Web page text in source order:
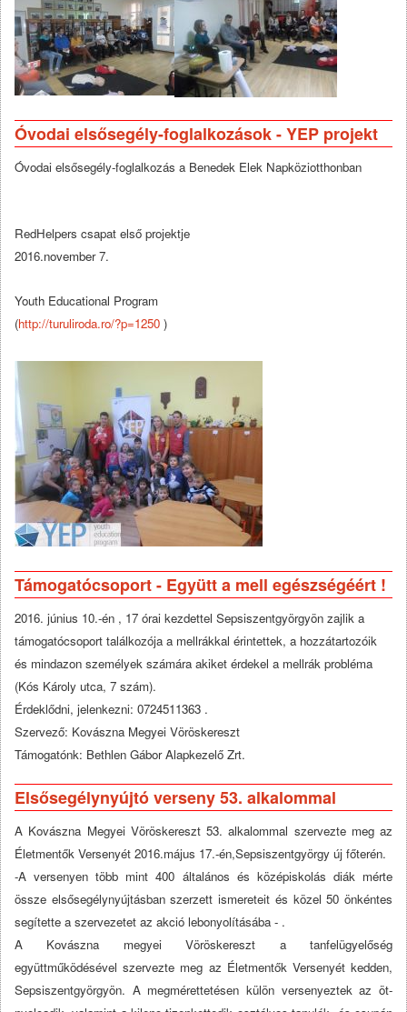
Óvodai elsősegély-foglalkozások - YEP projekt
Óvodai elsősegély-foglalkozás a Benedek Elek Napköziotthonban
RedHelpers csapat első projektje
2016.november 7.
Youth Educational Program
(http://turuliroda.ro/?p=1250 )
Támogatócsoport - Együtt a mell egészségéért !
2016. június 10.-én , 17 órai kezdettel Sepsiszentgyörgyön zajlik a
támogatócsoport találkozója a mellrákkal érintettek, a hozzátartozóik
és mindazon személyek számára akiket érdekel a mellrák probléma
(Kós Károly utca, 7 szám).
Érdeklődni, jelenkezni: 0724511363 .
Szervező: Kovászna Megyei Vöröskereszt
Támogatónk: Bethlen Gábor Alapkezelő Zrt.
Elsősegélynyújtó verseny 53. alkalommal
A Kovászna Megyei Vöröskereszt 53. alkalommal szervezte meg az
Életmentők Versenyét 2016.május 17.-én,Sepsiszentgyörgy új főterén.
-A versenyen több mint 400 általános és középiskolás diák mérte
össze elsősegélynyújtásban szerzett ismereteit és közel 50 önkéntes
segítette a szervezetet az akció lebonyolításába - .
A Kovászna megyei Vöröskereszt a tanfelügyelőség
együttműködésével szervezte meg az Életmentők Versenyét kedden,
Sepsiszentgyörgyön. A megmérettetésen külön versenyeztek az öt-